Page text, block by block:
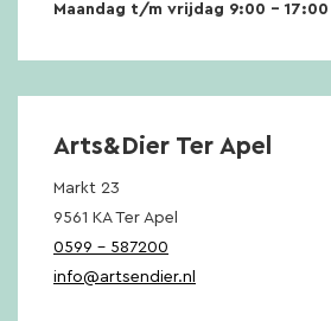
Maandag t/m vrijdag 9:00 – 17:00
Arts&Dier Ter Apel
Markt 23
9561 KA Ter Apel
0599 – 587200
info@artsendier.nl